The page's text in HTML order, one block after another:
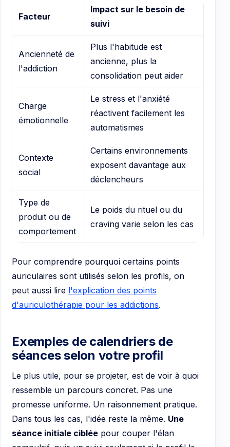
Facteur
Impact sur le besoin de
suivi
Ancienneté de
l'addiction
Plus l'habitude est
ancienne, plus la
consolidation peut aider
Charge
émotionnelle
Le stress et l'anxiété
réactivent facilement les
automatismes
Contexte
social
Certains environnements
exposent davantage aux
déclencheurs
Type de
produit ou de
comportement
Le poids du rituel ou du
craving varie selon les cas
Pour comprendre pourquoi certains points
auriculaires sont utilisés selon les profils, on
peut aussi lire l'explication des points
d'auriculothérapie pour les addictions.
Exemples de calendriers de
séances selon votre profil
Le plus utile, pour se projeter, est de voir à quoi
ressemble un parcours concret. Pas une
promesse uniforme. Un raisonnement pratique.
Dans tous les cas, l'idée reste la même. Une
séance initiale ciblée pour couper l'élan